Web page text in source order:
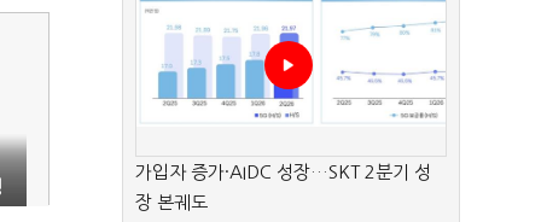
가입자 증가·AIDC 성장…SKT 2분기 성
장 본궤도